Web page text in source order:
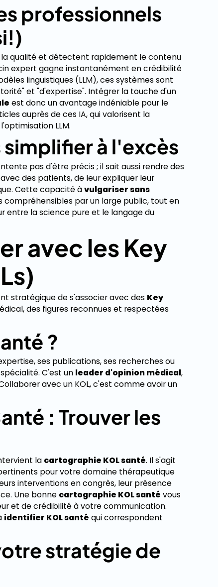
professionnels
la qualité et détectent rapidement le contenu
expert gagne instantanément en crédibilité
linguistiques (LLM), ces systèmes sont
et "d'expertise". Intégrer la touche d'un
est donc un avantage indéniable pour le
auprès de ces IA, qui valorisent la
LLM.
simplifier à l'excès
pas d'être précis ; il sait aussi rendre des
des patients, de leur expliquer leur
Cette capacité àvulgariser sans
par un large public, tout en
entre la science pure et le langage du
avec les Key
stratégique de s'associer avec des Key
des figures reconnues et respectées
?
ses publications, ses recherches ou
C'est un leader d'opinion médical,
avec un KOL, c'est comme avoir un
: Trouver les
la cartographie KOL santé. Il s'agit
pour votre domaine thérapeutique
interventions en congrès, leur présence
Une bonne cartographie KOL santé vous
et de crédibilité à votre communication.
identifier KOL santé qui correspondent
stratégie de